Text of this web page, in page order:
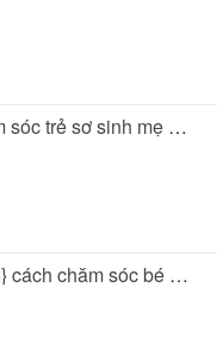
Lưu ý chăm sóc trẻ sơ sinh mẹ THÔNG...
{Cẩm nang} cách chăm sóc bé 2 tuổi THÔNG...